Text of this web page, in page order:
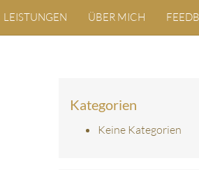
LEISTUNGEN ÜBER MICH
Kategorien
Keine Kategorien